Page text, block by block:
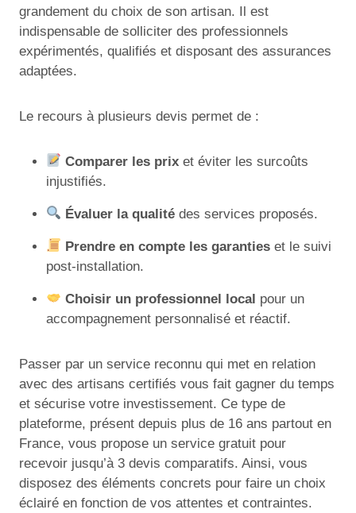
grandement du choix de son artisan. Il est
indispensable de solliciter des professionnels
expérimentés, qualifiés et disposant des assurances
adaptées.
Le recours à plusieurs devis permet de :
Comparer les prix et éviter les surcoûts
injustifiés.
Évaluer la qualité des services proposés.
Prendre en compte les garanties et le suivi
post-installation.
Choisir un professionnel local pour un
accompagnement personnalisé et réactif.
Passer par un service reconnu qui met en relation
avec des artisans certifiés vous fait gagner du temps
et sécurise votre investissement. Ce type de
plateforme, présent depuis plus de 16 ans partout en
France, vous propose un service gratuit pour
recevoir jusqu’à 3 devis comparatifs. Ainsi, vous
disposez des éléments concrets pour faire un choix
éclairé en fonction de vos attentes et contraintes.